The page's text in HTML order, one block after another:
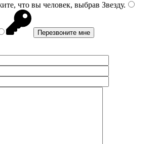
что вы человек, выбрав Звезду.